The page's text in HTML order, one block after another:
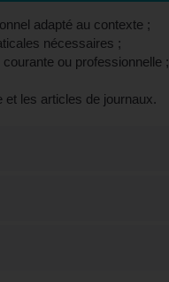
adapté au contexte ;
nécessaires ;
courante ou professionnelle ;
et les articles de journaux.